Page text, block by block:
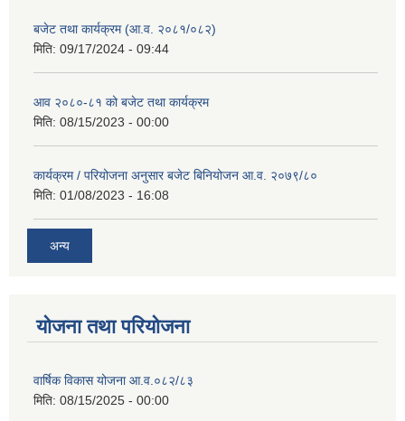
बजेट तथा कार्यक्रम (आ.व. २०८१/०८२)
मिति: 09/17/2024 - 09:44
आव २०८०-८१ को बजेट तथा कार्यक्रम
मिति: 08/15/2023 - 00:00
कार्यक्रम / परियोजना अनुसार बजेट बिनियोजन आ.व. २०७९/८०
मिति: 01/08/2023 - 16:08
अन्य
योजना तथा परियोजना
वार्षिक विकास योजना आ.व.०८२/८३
मिति: 08/15/2025 - 00:00